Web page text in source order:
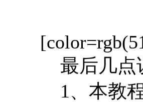
最后几点
1、本教